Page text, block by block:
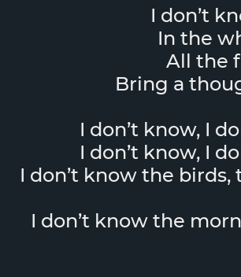
I don’t
In the
All the
Bring a
I don’t know, I
I don’t know, I
I don’t know the
I don’t know the